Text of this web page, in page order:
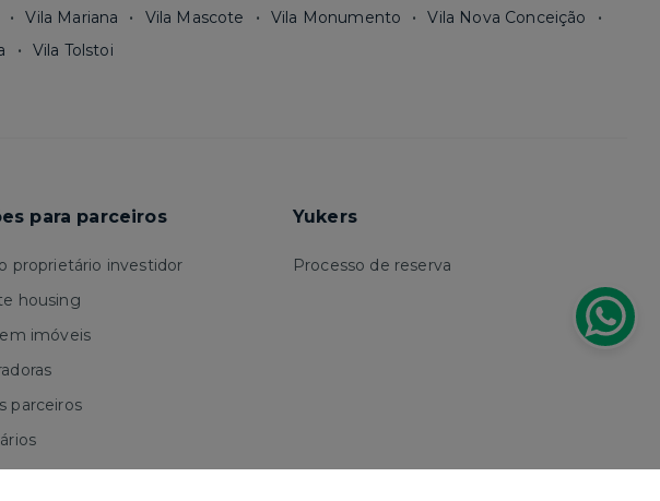
Vila Mariana Vila Mascote Vila Monumento
Vila Nova Conceição
Vila Tolstoi
para parceiros
proprietário investidor
housing
imóveis
parceiros
Yukers
Processo de reserva